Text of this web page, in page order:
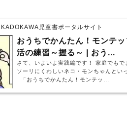
児童書ポータルサイト
おうちでかんたん！モンテ
活の練習～握る～ | おう...
さて、いよいよ実践編です！ 家庭でも
ソーリにくわしいネコ・モンちゃんと
「おうちでかんたん！モンテッ...